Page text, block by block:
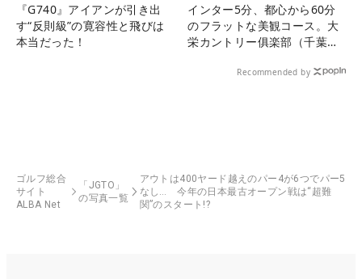
『G740』アイアンが引き出
す“反則級”の寛容性と飛びは
本当だった！
インター5分、都心から60分
のフラットな美観コース。大
栄カントリー俱楽部（千葉
Recommended by
ゴルフ総合
サイト
ALBA Net
「JGTO」
の写真一覧
アウトは400ヤード越えのパー4が6つでパー5
なし… 今年の日本最古オープン戦は“超難
関”のスタート!?